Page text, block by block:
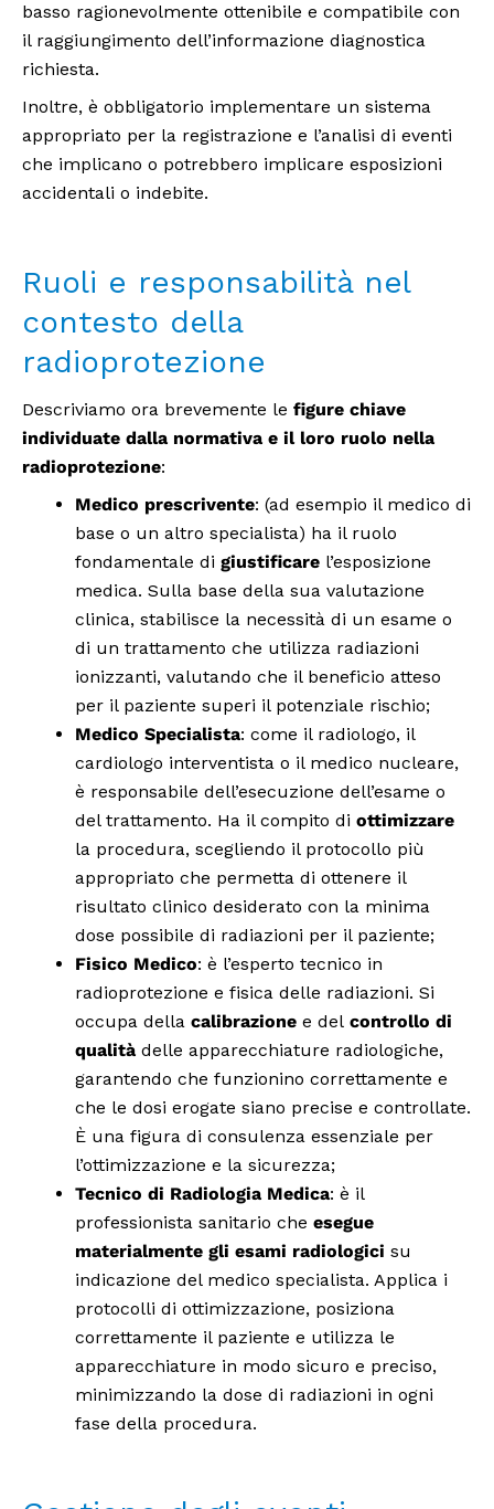
basso ragionevolmente ottenibile e compatibile con
il raggiungimento dell’informazione diagnostica
richiesta.
Inoltre, è obbligatorio implementare un sistema
appropriato per la registrazione e l’analisi di eventi
che implicano o potrebbero implicare esposizioni
accidentali o indebite.
Ruoli e responsabilità nel
contesto della
radioprotezione
Descriviamo ora brevemente le figure chiave
individuate dalla normativa e il loro ruolo nella
radioprotezione:
Medico prescrivente: (ad esempio il medico di
base o un altro specialista) ha il ruolo
fondamentale di giustificare l’esposizione
medica. Sulla base della sua valutazione
clinica, stabilisce la necessità di un esame o
di un trattamento che utilizza radiazioni
ionizzanti, valutando che il beneficio atteso
per il paziente superi il potenziale rischio;
Medico Specialista: come il radiologo, il
cardiologo interventista o il medico nucleare,
è responsabile dell’esecuzione dell’esame o
del trattamento. Ha il compito di ottimizzare
la procedura, scegliendo il protocollo più
appropriato che permetta di ottenere il
risultato clinico desiderato con la minima
dose possibile di radiazioni per il paziente;
Fisico Medico: è l’esperto tecnico in
radioprotezione e fisica delle radiazioni. Si
occupa della calibrazione e del controllo di
qualità delle apparecchiature radiologiche,
garantendo che funzionino correttamente e
che le dosi erogate siano precise e controllate.
È una figura di consulenza essenziale per
l’ottimizzazione e la sicurezza;
Tecnico di Radiologia Medica: è il
professionista sanitario che esegue
materialmente gli esami radiologici su
indicazione del medico specialista. Applica i
protocolli di ottimizzazione, posiziona
correttamente il paziente e utilizza le
apparecchiature in modo sicuro e preciso,
minimizzando la dose di radiazioni in ogni
fase della procedura.